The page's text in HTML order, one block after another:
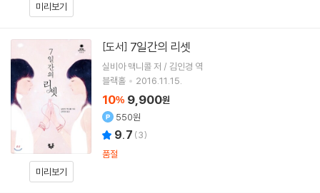
미리보기
미리보기
[도서] 7일간의 리셋
실비아 맥니콜 저 / 김인경 역
블랙홀
2016.11.15.
10% 9,900원
550원
9.7 (3)
품절